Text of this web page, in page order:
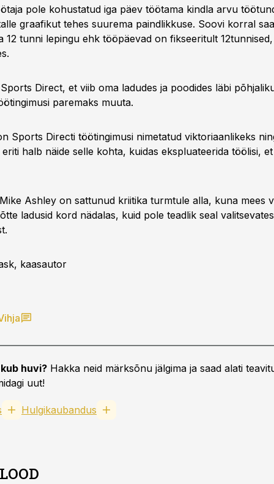
pole kohustatud iga päev töötama kindla arvu
graafikut tehes suurema paindlikkuse. Soovi korral
12 tunni lepingu ehk tööpäevad on fikseeritult
Direct, et viib oma ladudes ja poodides läbi
paremaks muuta.
Sports Directi töötingimusi nimetatud viktoriaanlikeks
halb näide selle kohta, kuidas ekspluateerida töölisi,
Ashley on sattunud kriitika turmtule alla, kuna mees
ladusid kord nädalas, kuid pole teadlik seal
kaasautor
huvi? Hakka neid märksõnu jälgima ja saad alati
uut!
Hulgikaubandus